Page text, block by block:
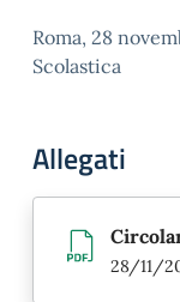
Roma, 28
Scolastica
Allegati
28/11/